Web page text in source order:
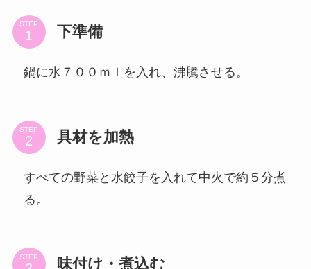
STEP 下準備
鍋に水７００ｍｌを入れ、沸騰させる。
STEP 具材を加熱
すべての野菜と水餃子を入れて中火で約５分煮
る。
STEP 味付け・煮込む